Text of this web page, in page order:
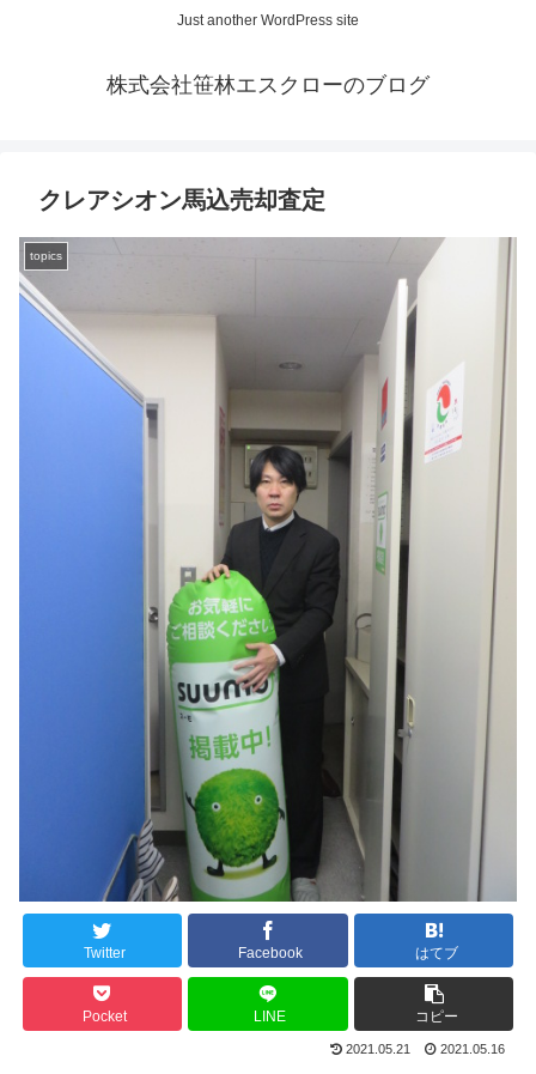
Just another WordPress site
株式会社笹林エスクローのブログ
クレアシオン馬込売却査定
topics
Twitter Facebook はてブ
Pocket LINE コピー
2021.05.21 2021.05.16